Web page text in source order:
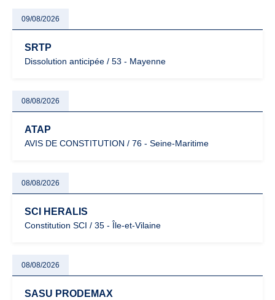
09/08/2026
SRTP
Dissolution anticipée / 53 - Mayenne
08/08/2026
ATAP
AVIS DE CONSTITUTION / 76 - Seine-Maritime
08/08/2026
SCI HERALIS
Constitution SCI / 35 - Île-et-Vilaine
08/08/2026
SASU PRODEMAX